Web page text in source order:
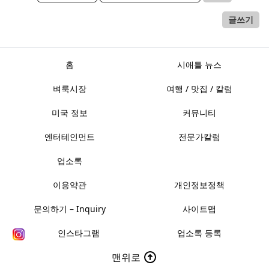
글쓰기
홈 시애틀 뉴스
벼룩시장 여행 / 맛집 / 칼럼
미국 정보 커뮤니티
엔터테인먼트 전문가칼럼
업소록
이용약관 개인정보정책
문의하기 – Inquiry 사이트맵
인스타그램 업소록 등록
맨위로